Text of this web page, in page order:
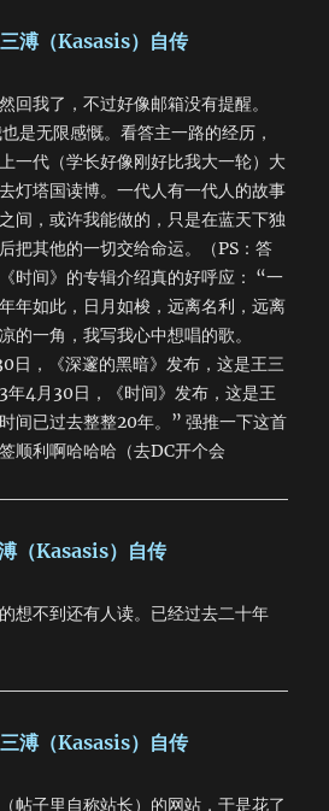
不说，照相机里也进沙子了。痛心
馆，发生了一件意想不到的事
液体。但是没有用，很快血就从它
，差点就哭了，太可怕了，我从来
的很像一个人，它正在看我，它正
里不断地涌出，泛着血红的泡沫……
仿佛血是从我的口中流出。感谢上
会，我必须走了，它也可以在地上
旁边一个安全的地方，然后和它告
不断地浮现出鲜血喷涌的画面。
我不信仰任何宗教，但我敬畏一切
无以表达。 再回到宾馆时，那只
，胜造十级浮图；捡起屠刀，立地
，乘车去阿克塞。路曾不远，两个
住在同学家里，受到热情款待，让
哈萨克族的帐篷里唱歌，一直玩到
难得见到有人，此刻空旷宽敞的街
风将我心撕碎 仓皇的脚步我不醉不
酒再来一杯 爱上你从来就不曾後
鼻的酒味我浑身欲裂 嘶哑著我的
是否我对你还有些依恋 已到了尽
想过 我怎麽哭得如此狼狈 是否我还
仓皇的脚步我不醉不归 朦胧的细雨
欲裂 嘶哑著我的眼泪 我怎麽哭得
依恋 已到了尽头 无法再回头 我不
此狼狈 是否我还期待你的出现 无法
溥（Kasasis）自传
回我了，不过好像邮箱没有提醒。
是无限感慨。看答主一路的经历，
一代（学长好像刚好比我大一轮）大
灯塔国读博。一代人有一代人的故事
间，或许我能做的，只是在蓝天下独
把其他的一切交给命运。（PS：答
时间》的专辑介绍真的好呼应： “一
年如此，日月如梭，远离名利，远离
的一角，我写我心中想唱的歌。
，《深邃的黑暗》发布，这是王三
年4月30日，《时间》发布，这是王
间已过去整整20年。” 强推一下这首
顺利啊哈哈哈（去DC开个会
（Kasasis）自传
想不到还有人读。已经过去二十年
溥（Kasasis）自传
帖子里自称站长）的网站，于是花了